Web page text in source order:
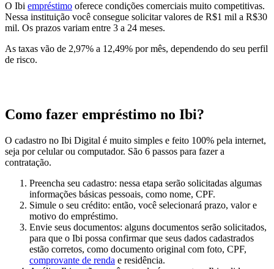
O Ibi empréstimo oferece condições comerciais muito competitivas.
Nessa instituição você consegue solicitar valores de R$1 mil a R$30
mil. Os prazos variam entre 3 a 24 meses.
As taxas vão de 2,97% a 12,49% por mês, dependendo do seu perfil
de risco.
Como fazer empréstimo no Ibi?
O cadastro no Ibi Digital é muito simples e feito 100% pela internet,
seja por celular ou computador. São 6 passos para fazer a
contratação.
Preencha seu cadastro: nessa etapa serão solicitadas algumas
informações básicas pessoais, como nome, CPF.
Simule o seu crédito: então, você selecionará prazo, valor e
motivo do empréstimo.
Envie seus documentos: alguns documentos serão solicitados,
para que o Ibi possa confirmar que seus dados cadastrados
estão corretos, como documento original com foto, CPF,
comprovante de renda e residência.